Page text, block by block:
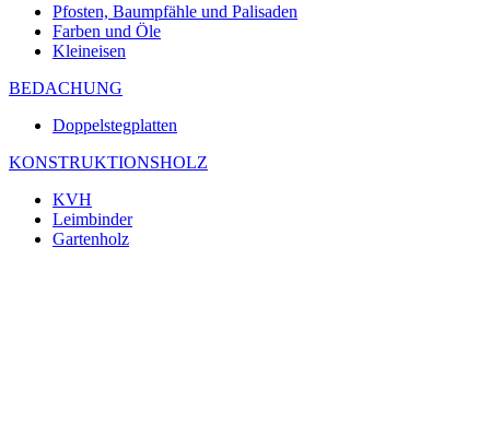
Pfosten, Baumpfähle und Palisaden
Farben und Öle
Kleineisen
BEDACHUNG
Doppelstegplatten
KONSTRUKTIONSHOLZ
KVH
Leimbinder
Gartenholz